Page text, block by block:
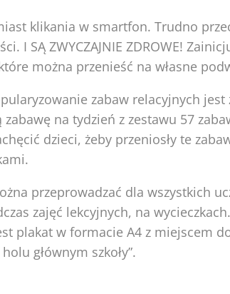
klikania w smartfon. Trudno
I SĄ ZWYCZAJNIE ZDROWE!
można przenieść na własne
zabaw relacyjnych jest
na tydzień z zestawu 57
dzieci, żeby przeniosły te
przeprowadzać dla wszystkich
zajęć lekcyjnych, na
plakat w formacie A4 z miejscem
głównym szkoły”.